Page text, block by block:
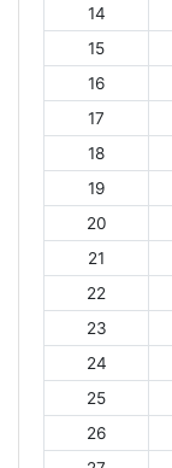
14
15
16
17
18
19
20
21
22
23
24
25
26